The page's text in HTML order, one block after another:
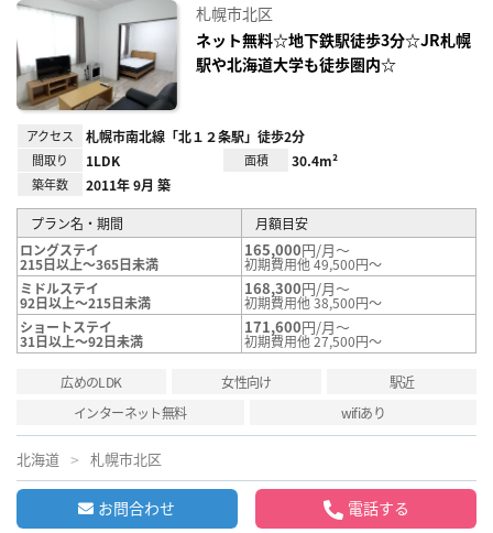
り登
録
札幌市北区
ネット無料☆地下鉄駅徒歩3分☆JR札幌
駅や北海道大学も徒歩圏内☆
アクセス 札幌市南北線「北１２条駅」徒歩2分
間取り 1LDK 面積 30.4m²
築年数 2011年 9月 築
プラン名・期間
月額目安
ロングステイ
215日以上～365日未満
165,000円/月～
初期費用他 49,500円～
ミドルステイ
92日以上～215日未満
168,300円/月～
初期費用他 38,500円～
ショートステイ
31日以上～92日未満
171,600円/月～
初期費用他 27,500円～
広めのLDK 女性向け
駅近
インターネット無料
wifiあり
北海道 札幌市北区
お問合わせ 電話する